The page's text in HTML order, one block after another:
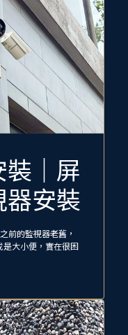
｜屏
安裝
前的監視器老舊，
大小便，實在很困